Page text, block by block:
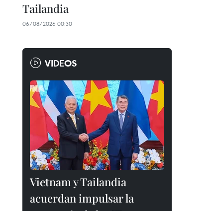
Tailandia
06/08/2026 00:30
VIDEOS
Vietnam y Tailandia
acuerdan impulsar la